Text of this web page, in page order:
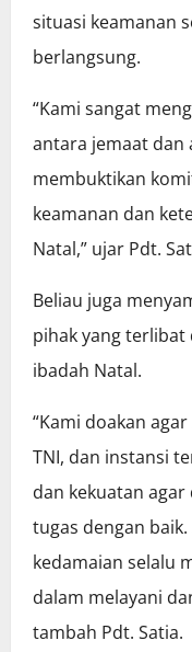
situasi keamanan
berlangsung.
“Kami sangat
antara jemaat dan
membuktikan
keamanan dan
Natal,” ujar Pdt.
Beliau juga
pihak yang terlibat
ibadah Natal.
“Kami doakan
TNI, dan instansi
dan kekuatan
tugas dengan
kedamaian selalu
dalam melayani
tambah Pdt. Satia.